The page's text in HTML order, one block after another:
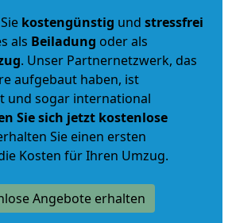
kostengünstig und stressfrei
als Beiladung oder als
. Unser Partnernetzwerk, das
aufgebaut haben, ist
und sogar international
Sie sich jetzt kostenlose
Sie einen ersten
Kosten für Ihren Umzug.
Angebote erhalten